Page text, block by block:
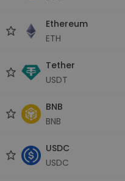
Ethereum
ETH
Tether
USDT
BNB
BNB
USDC
USDC